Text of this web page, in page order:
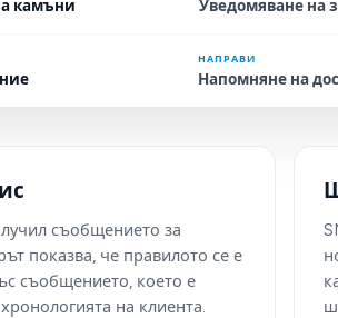
камъни Уведомяване на
НАПРАВИ
Напомняне на
съобщението за
показва, че правилото се е
съобщението, което е
на клиента.